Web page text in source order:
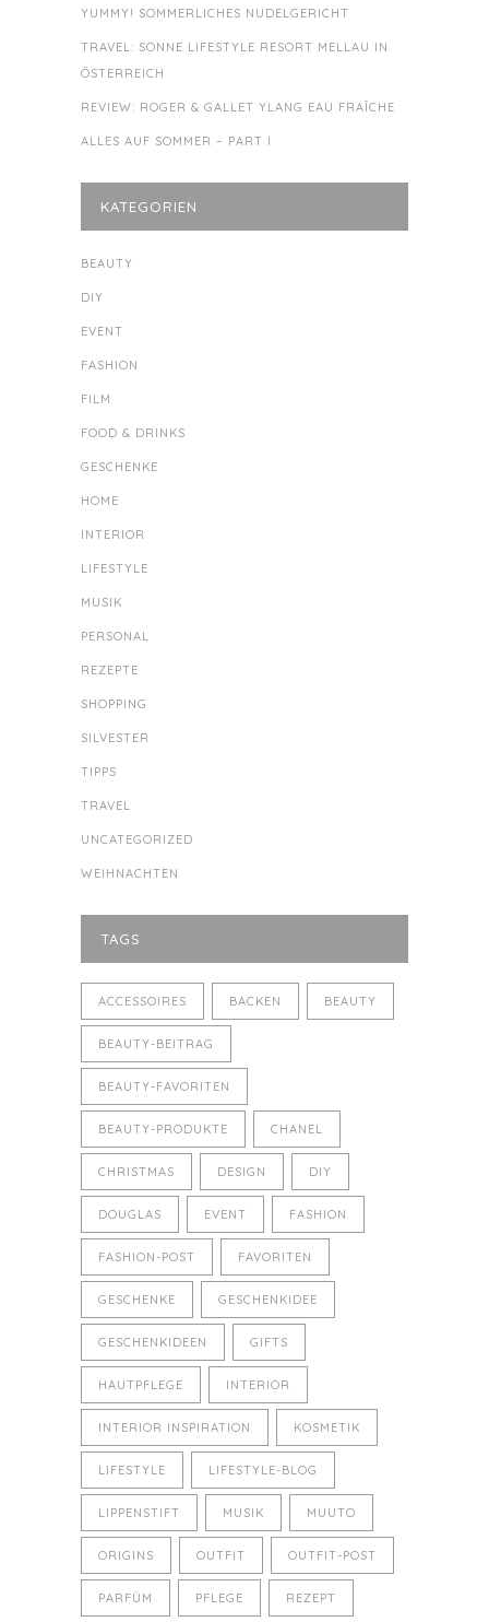
YUMMY! SOMMERLICHES NUDELGERICHT
TRAVEL: SONNE LIFESTYLE RESORT MELLAU IN
ÖSTERREICH
REVIEW: ROGER & GALLET YLANG EAU FRAÎCHE
ALLES AUF SOMMER – PART I
KATEGORIEN
BEAUTY
DIY
EVENT
FASHION
FILM
FOOD & DRINKS
GESCHENKE
HOME
INTERIOR
LIFESTYLE
MUSIK
PERSONAL
REZEPTE
SHOPPING
SILVESTER
TIPPS
TRAVEL
UNCATEGORIZED
WEIHNACHTEN
TAGS
ACCESSOIRES BACKEN BEAUTY
BEAUTY-BEITRAG
BEAUTY-FAVORITEN
BEAUTY-PRODUKTE CHANEL
CHRISTMAS DESIGN DIY
DOUGLAS EVENT FASHION
FASHION-POST FAVORITEN
GESCHENKE GESCHENKIDEE
GESCHENKIDEEN GIFTS
HAUTPFLEGE INTERIOR
INTERIOR INSPIRATION KOSMETIK
LIFESTYLE LIFESTYLE-BLOG
LIPPENSTIFT MUSIK MUUTO
ORIGINS OUTFIT OUTFIT-POST
PARFÜM PFLEGE REZEPT